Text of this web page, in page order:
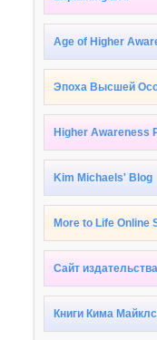
Age of Higher
Эпоха Высшей
Higher Awareness
Kim Michaels' Blog
More to Life Online
Сайт издательства
Книги Кима